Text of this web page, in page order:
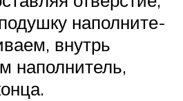
напол­ни­те­
внутрь
напол­ни­тель,